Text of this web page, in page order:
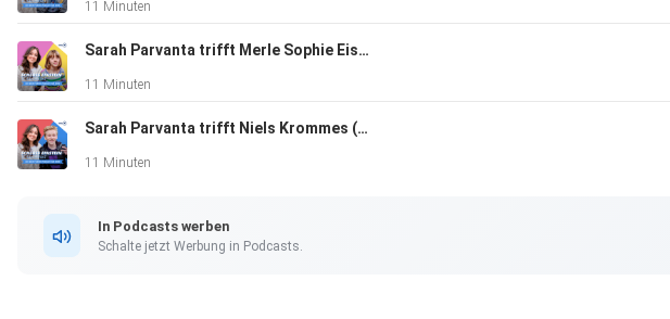
11 Minuten
Sarah Parvanta trifft Merle Sophie Eismann (Rolle Annika Barry)
11 Minuten
Sarah Parvanta trifft Niels Krommes (Rolle Sirius Pasulke)
11 Minuten
In Podcasts werben
Schalte jetzt Werbung in Podcasts.